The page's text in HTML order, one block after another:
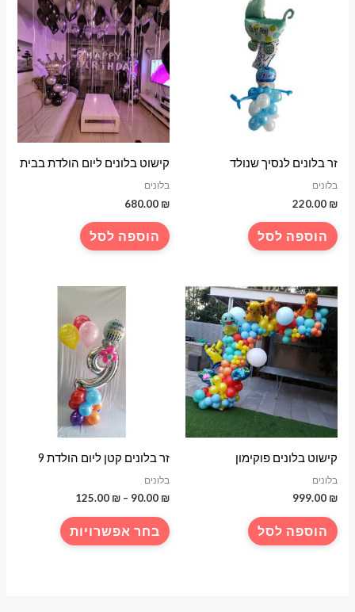
זר בלונים לנסיך שנולד
בלונים
220.00 ₪
הוספה לסל
קישוט בלונים ליום הולדת בבית
בלונים
680.00 ₪
הוספה לסל
קישוט בלונים פוקימון
בלונים
999.00 ₪
הוספה לסל
זר בלונים קטן ליום הולדת 9
בלונים
90.00 ₪
–
125.00 ₪
עדבחר אפשרויות